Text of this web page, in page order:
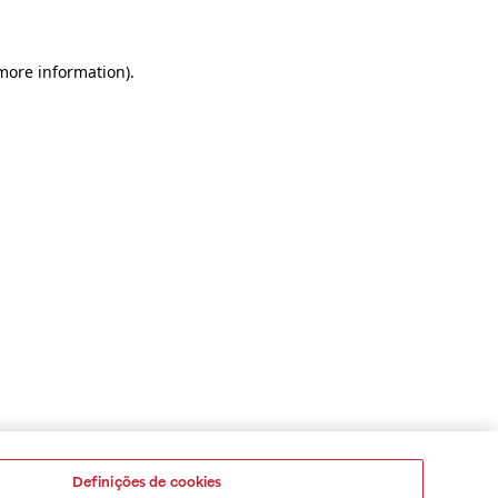
information).
Definições de cookies